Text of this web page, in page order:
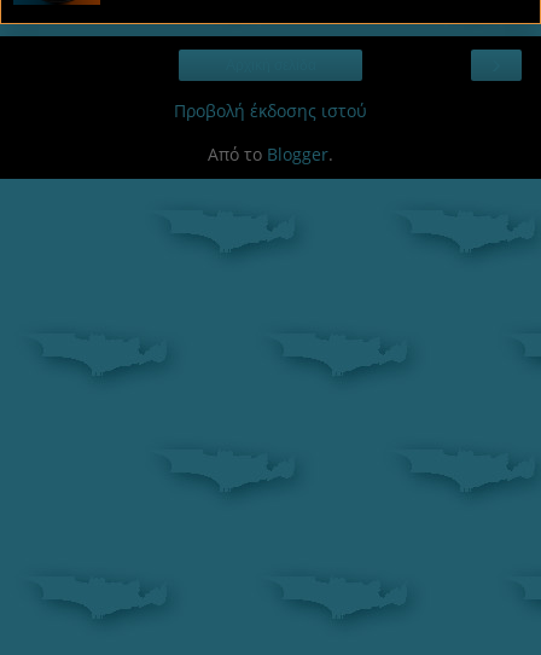
Προβολή έκδοσης ιστού
Από το Blogger.